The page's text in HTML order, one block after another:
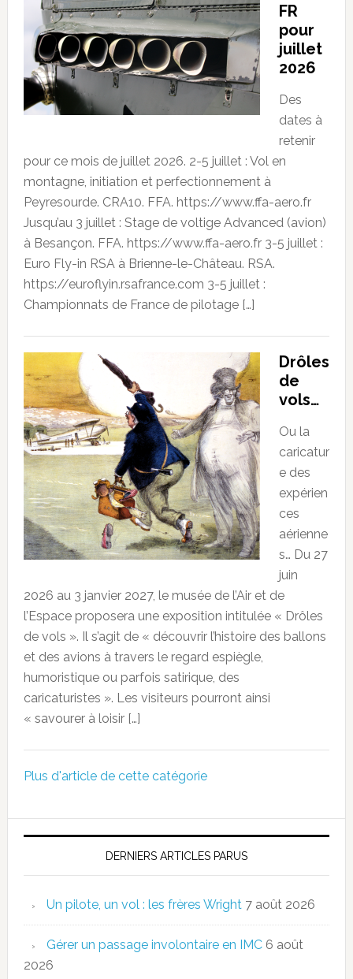
FR
pour
juillet
2026
Des
dates à
retenir
pour ce mois de juillet 2026. 2-5 juillet : Vol en
montagne, initiation et perfectionnement à
Peyresourde. CRA10. FFA. https://www.ffa-aero.fr
Jusqu’au 3 juillet : Stage de voltige Advanced (avion)
à Besançon. FFA. https://www.ffa-aero.fr 3-5 juillet :
Euro Fly-in RSA à Brienne-le-Château. RSA.
https://euroflyin.rsafrance.com 3-5 juillet :
Championnats de France de pilotage […]
Drôles
de
vols…
Ou la
caricatur
e des
expérien
ces
aérienne
s… Du 27
juin
2026 au 3 janvier 2027, le musée de l’Air et de
l’Espace proposera une exposition intitulée « Drôles
de vols ». Il s’agit de « découvrir l’histoire des ballons
et des avions à travers le regard espiègle,
humoristique ou parfois satirique, des
caricaturistes ». Les visiteurs pourront ainsi
« savourer à loisir […]
Plus d'article de cette catégorie
DERNIERS ARTICLES PARUS
Un pilote, un vol : les frères Wright 7 août 2026
Gérer un passage involontaire en IMC 6 août
2026